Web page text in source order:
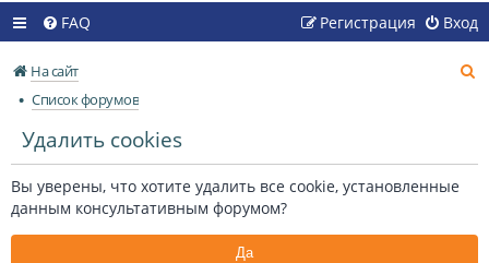
FAQ Вход
Регистрация
На сайт
Список форумов
Удалить cookies
Вы уверены, что хотите удалить все cookie, установленные
данным консультативным форумом?